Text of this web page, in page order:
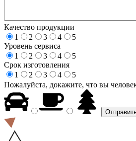
Качество продукции
1
2 3 4
5
Уровень сервиса
1
2 3 4
5
Срок изготовления
1
2 3 4
5
Пожалуйста, докажите, что вы